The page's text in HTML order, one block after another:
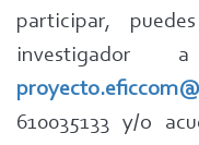
participar,
610035133 y/o